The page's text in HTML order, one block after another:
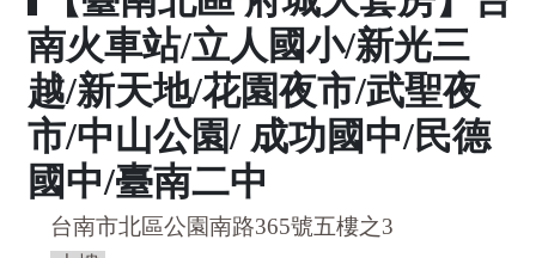
南火車站/立人國小/新光三
越/新天地/花園夜市/武聖夜
市/中山公園/ 成功國中/民德
國中/臺南二中
台南市北區公園南路365號五樓之3